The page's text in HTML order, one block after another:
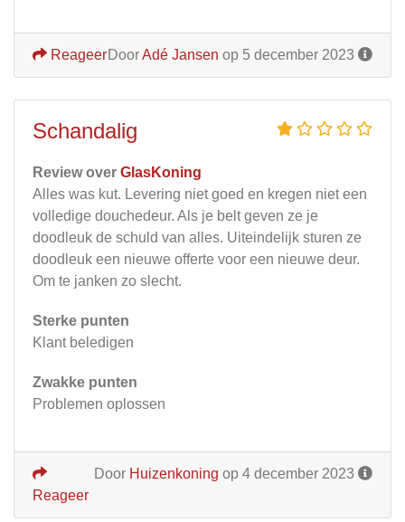
DoorAdé Jansen op 5 december 2023
Reageer
Schandalig
Review over GlasKoning
Alles was kut. Levering niet goed en kregen niet een
volledige douchedeur. Als je belt geven ze je
doodleuk de schuld van alles. Uiteindelijk sturen ze
doodleuk een nieuwe offerte voor een nieuwe deur.
Om te janken zo slecht.
Sterke punten
Klant beledigen
Zwakke punten
Problemen oplossen
Door Huizenkoning op 4 december 2023
Reageer